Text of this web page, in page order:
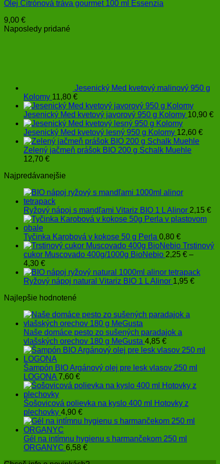
Olej Citrónová tráva gourmet 100 ml Essenzia
9,00 €
Naposledy pridané
Jesenický Med kvetový malinový 950 g
Kolomy 11,80 €
Jesenický Med kvetový javorový 950 g Kolomy 10,90 €
Jesenický Med kvetový lesný 950 g Kolomy 12,60 €
Zelený jačmeň prášok BIO 200 g Schalk Muehle
12,70 €
Najpredávanejšie
Ryžový nápoj s mandľami Vitariz BIO 1 L Alinor 2,15 €
Tyčinka Karobová v kokose 50 g Perla 0,80 €
Trstinový
cukor Muscovado 400g/1000g BioNebio 2,25 € –
4,30 €Price
range:
2,25 €
4,30 €
Ryžový nápoj natural Vitariz BIO 1 L Alinor 1,95 €
Najlepšie hodnotené
Naše domáce pesto zo sušených paradajok a
vlašských orechov 180 g MeGusta 4,85 €
Šampón BIO Argánový olej pre lesk vlasov 250 ml
LOGONA 7,60 €
Šošovicová polievka na kyslo 400 ml Hotovky z
plechovky 4,90 €
Gél na intímnu hygienu s harmančekom 250 ml
ORGANYC 6,58 €